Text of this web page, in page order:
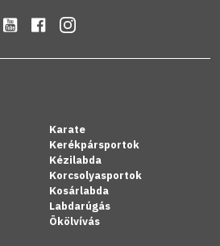
Karate
Kerékpársportok
Kézilabda
Korcsolyasportok
Kosárlabda
Labdarúgás
Ökölvívás